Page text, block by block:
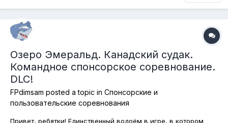
Озеро Эмеральд. Канадский судак.
Командное спонсорское соревнование.
DLC!
FPdimsam posted a topic in Спонсорские и
пользовательские соревнования
Привет, ребятки! Единственный водоём в игре, в котором